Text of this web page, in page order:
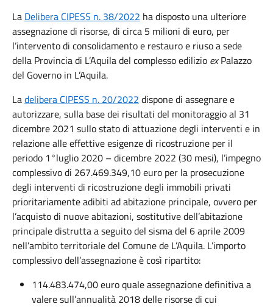
La Delibera CIPESS n. 38/2022 ha disposto una ulteriore
assegnazione di risorse, di circa 5 milioni di euro, per
l’intervento di consolidamento e restauro e riuso a sede
della Provincia di L’Aquila del complesso edilizio exPalazzo
del Governo in L’Aquila.
Ladelibera CIPESS n. 20/2022 dispone di assegnare e
autorizzare, sulla base dei risultati del monitoraggio al 31
dicembre 2021 sullo stato di attuazione degli interventi e in
relazione alle effettive esigenze di ricostruzione per il
periodo 1°luglio 2020 – dicembre 2022 (30 mesi), l’impegno
complessivo di 267.469.349,10 euro per la prosecuzione
degli interventi di ricostruzione degli immobili privati
prioritariamente adibiti ad abitazione principale, ovvero per
l’acquisto di nuove abitazioni, sostitutive dell’abitazione
principale distrutta a seguito del sisma del 6 aprile 2009
nell’ambito territoriale del Comune de L’Aquila. L’importo
complessivo dell’assegnazione è così ripartito:
114.483.474,00 euro quale assegnazione definitiva a
valere sull’annualità 2018 delle risorse di cui